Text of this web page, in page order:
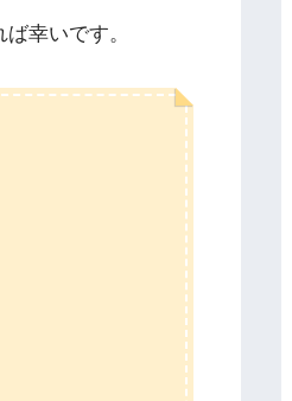
幸いです。